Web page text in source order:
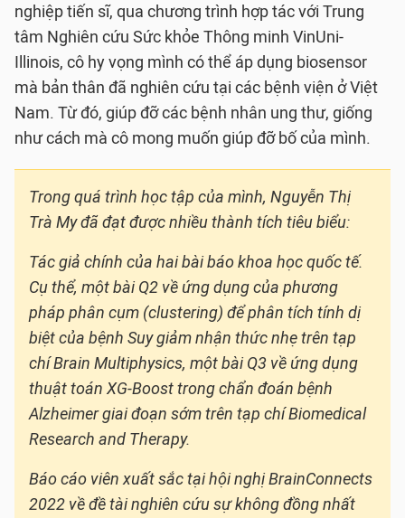
nghiệp tiến sĩ, qua chương trình hợp tác với Trung
tâm Nghiên cứu Sức khỏe Thông minh VinUni-
Illinois, cô hy vọng mình có thể áp dụng biosensor
mà bản thân đã nghiên cứu tại các bệnh viện ở Việt
Nam. Từ đó, giúp đỡ các bệnh nhân ung thư, giống
như cách mà cô mong muốn giúp đỡ bố của mình.
Trong quá trình học tập của mình, Nguyễn Thị
Trà My đã đạt được nhiều thành tích tiêu biểu:
Tác giả chính của hai bài báo khoa học quốc tế.
Cụ thể, một bài Q2 về ứng dụng của phương
pháp phân cụm (clustering) để phân tích tính dị
biệt của bệnh Suy giảm nhận thức nhẹ trên tạp
chí Brain Multiphysics, một bài Q3 về ứng dụng
thuật toán XG-Boost trong chẩn đoán bệnh
Alzheimer giai đoạn sớm trên tạp chí Biomedical
Research and Therapy.
Báo cáo viên xuất sắc tại hội nghị BrainConnects
2022 về đề tài nghiên cứu sự không đồng nhất